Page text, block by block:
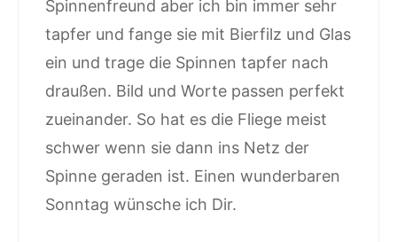
Spinnenfreund aber ich bin immer sehr
tapfer und fange sie mit Bierfilz und Glas
ein und trage die Spinnen tapfer nach
draußen. Bild und Worte passen perfekt
zueinander. So hat es die Fliege meist
schwer wenn sie dann ins Netz der
Spinne geraden ist. Einen wunderbaren
Sonntag wünsche ich Dir.